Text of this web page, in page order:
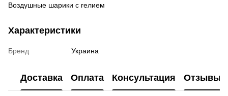
Воздушные шарики с гелием
Свечи ароматизированные купить
Шарики на 1 год
Фольгированные шарики цифры
Характеристики
Бренд Украина
Доставка Оплата Консультация Отзывы